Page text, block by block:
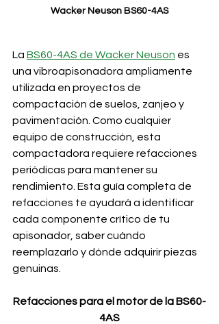
Wacker Neuson BS60-4AS
La BS60-4AS de Wacker Neuson es
una vibroapisonadora ampliamente
utilizada en proyectos de
compactación de suelos, zanjeo y
pavimentación. Como cualquier
equipo de construcción, esta
compactadora requiere refacciones
periódicas para mantener su
rendimiento. Esta guía completa de
refacciones te ayudará a identificar
cada componente crítico de tu
apisonador, saber cuándo
reemplazarlo y dónde adquirir piezas
genuinas.
Refacciones para el motor de la BS60-
4AS